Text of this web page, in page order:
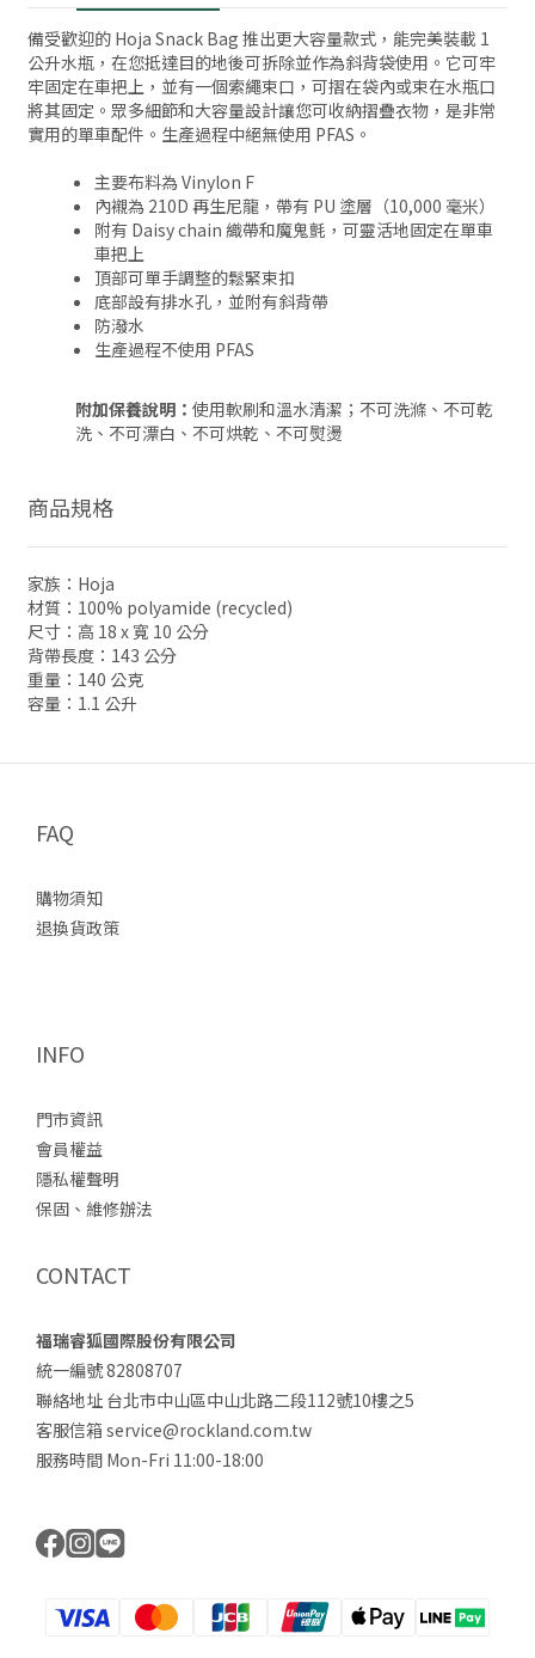
備受歡迎的 Hoja Snack Bag 推出更大容量款式，能完美裝載 1
公升水瓶，在您抵達目的地後可拆除並作為斜背袋使用。它可牢
牢固定在車把上，並有一個索繩束口，可摺在袋內或束在水瓶口
將其固定。眾多細節和大容量設計讓您可收納摺疊衣物，是非常
實用的單車配件。生產過程中絕無使用 PFAS。
主要布料為 Vinylon F
內襯為 210D 再生尼龍，帶有 PU 塗層（10,000 毫米）
附有 Daisy chain 織帶和魔鬼氈，可靈活地固定在單車
車把上
頂部可單手調整的鬆緊束扣
底部設有排水孔，並附有斜背帶
防潑水
生產過程不使用 PFAS
附加保養說明： 使用軟刷和溫水清潔；不可洗滌、不可乾
洗、不可漂白、不可烘乾、不可熨燙
商品規格
家族：Hoja
材質：100% polyamide (recycled)
尺寸：高 18 x 寬 10 公分
背帶長度：143 公分
重量：140 公克
容量：1.1 公升
FAQ
購物須知
退換貨政策
INFO
門市資訊
會員權益
隱私權聲明
保固、維修辦法
CONTACT
福瑞睿狐國際股份有限公司
統一編號 82808707
聯絡地址 台北市中山區中山北路二段112號10樓之5
客服信箱 service@rockland.com.tw
服務時間 Mon-Fri 11:00-18:00